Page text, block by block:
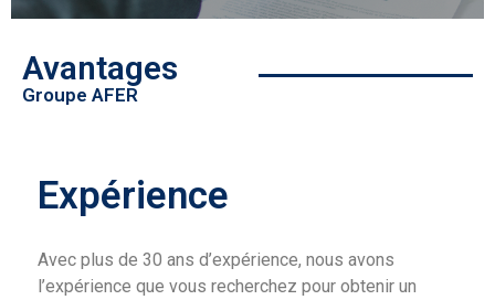
Avantages
Groupe AFER
Expérience
Avec plus de 30 ans d’expérience, nous avons
l’expérience que vous recherchez pour obtenir un